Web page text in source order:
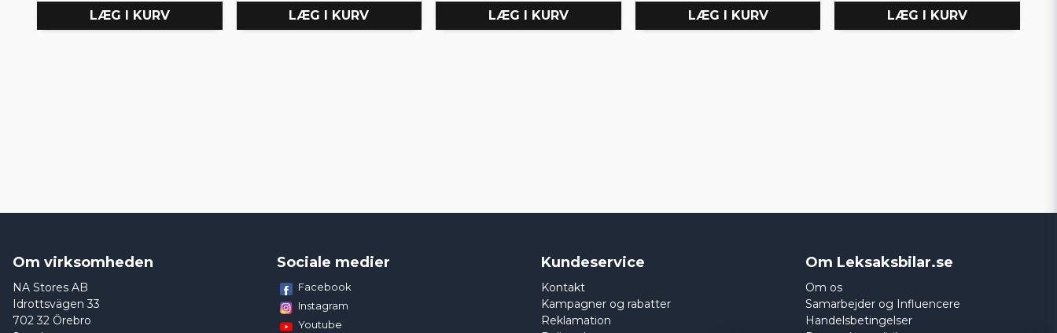
LÆG I KURV LÆG I KURV LÆG I KURV LÆG I KURV LÆG I KURV
Om virksomheden
NA Stores AB
Idrottsvägen 33
702 32 Örebro
Sociale medier
Facebook
Instagram
Youtube
Kundeservice
Kontakt
Kampagner og rabatter
Reklamation
Om Leksaksbilar.se
Om os
Samarbejder og Influencere
Handelsbetingelser